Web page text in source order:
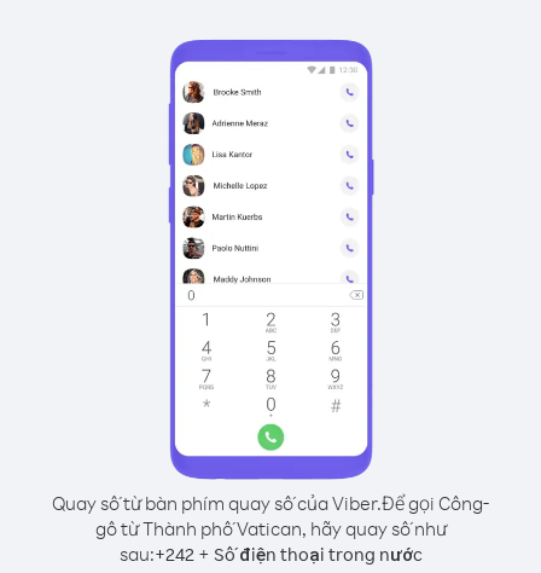
Quay số từ bàn phím quay số của Viber.Để gọi Công-
gô từ Thành phố Vatican, hãy quay số như
sau:+242+ Số điện thoại trong nước